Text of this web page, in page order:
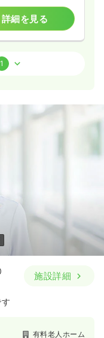
詳細を見る
デイケア・デイサービス
1
施設詳細
有料老人ホーム